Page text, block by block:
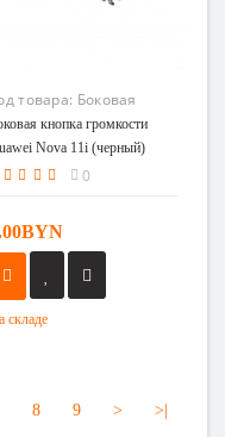
товара: Боковая
громкости Huawei
11i (черный)
кнопка громкости
Nova 11i (черный)
0
складе
8 9 > >|